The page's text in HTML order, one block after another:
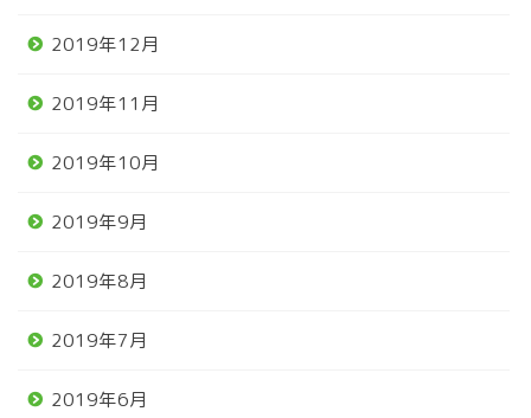
2019年12月
2019年11月
2019年10月
2019年9月
2019年8月
2019年7月
2019年6月